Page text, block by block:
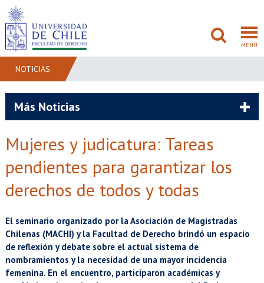
MENÚ
ADMISIÓN
BIBLIOTECAS
EXTENSIÓN
NOTICIAS
Más Noticias
Mujeres y judicatura: Tareas
pendientes para garantizar los
derechos de todos y todas
El seminario organizado por la Asociación de Magistradas
Chilenas (MACHI) y la Facultad de Derecho brindó un espacio
de reflexión y debate sobre el actual sistema de
nombramientos y la necesidad de una mayor incidencia
femenina. En el encuentro, participaron académicas y